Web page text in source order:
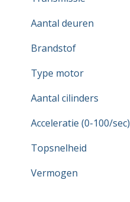
Aantal deuren
Brandstof
Type motor
Aantal cilinders
Acceleratie (0-100/sec)
Topsnelheid
Vermogen